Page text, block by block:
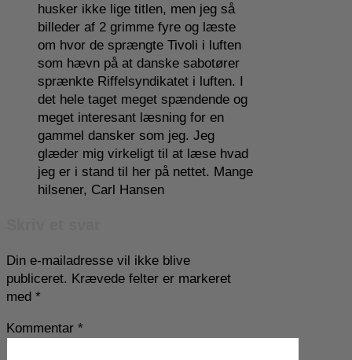
husker ikke lige titlen, men jeg så
billeder af 2 grimme fyre og læste
om hvor de sprængte Tivoli i luften
som hævn på at danske sabotører
sprænkte Riffelsyndikatet i luften. I
det hele taget meget spændende og
meget interesant læsning for en
gammel dansker som jeg. Jeg
glæder mig virkeligt til at læse hvad
jeg er i stand til her på nettet. Mange
hilsener, Carl Hansen
Din e-mailadresse vil ikke blive
publiceret. Krævede felter er markeret
med *
Kommentar *